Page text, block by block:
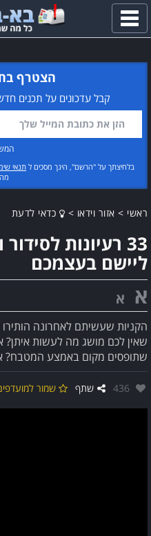
פתח
תפריט
הצטרף
קבל עדכונים על תכנים
בלחיצתך על "הרשם", הינך מסכים לתנאי
ראשי > אזור וידאו > כדאי לדעת
33 רעיונות
ליישם בעצמכם
א א
הקניות שעשיתם לאחרונה
שאין לכם מושג מה לעשות איתן?
שתופסים מקום באמצע המטבח?
אהבו:
436 שתף שמור